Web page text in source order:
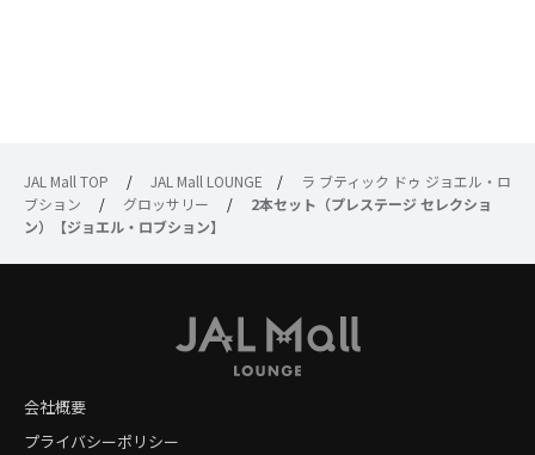
JAL Mall TOP / JAL Mall LOUNGE /
ラ ブティック ドゥ ジョエル・ロ
ブション
/ グロッサリー /
2本セット（プレステージ セレクショ
ン）【ジョエル・ロブション】
会社概要
プライバシーポリシー